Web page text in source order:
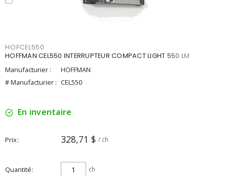
HOFCEL550
HOFFMAN CEL550 INTERRUPTEUR COMPACT LIGHT 550 LM
Manufacturier :
HOFFMAN
# Manufacturier : CEL550
En inventaire
Prix 328,71 $ / ch
Quantité ch